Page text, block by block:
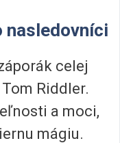
nasledovníci
celej
Riddler.
a moci,
mágiu.